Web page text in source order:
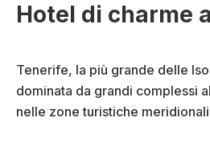
Hotel di charme
Tenerife, la più grande delle
dominata da grandi complessi
nelle zone turistiche